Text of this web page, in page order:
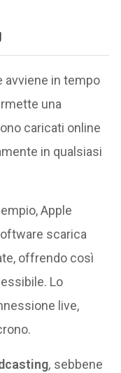
avviene in tempo
una
caricati online
in qualsiasi
Apple
scarica
offrendo così
Lo
live,
, sebbene